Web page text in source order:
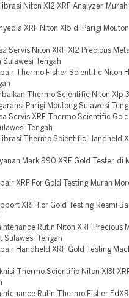
Niton Xl2 XRF Analyzer Murah
XRF Niton Xl5 di Parigi
Servis Niton XRF Xl2 Precious
Sulawesi Tengah
Thermo Fisher Scientific Niton
Thermo Scientific Niton Xlp
Parigi Moutong Sulawesi
Servis XRF Thermo Scientific
Tengah
Thermo Scientific Handheld
Mark 990 XRF Gold Tester di
XRF For Gold Testing Murah
XRF For Gold Testing Resmi
Rutin Niton XRF Precious
Sulawesi Tengah
Handheld XRF Gold Testing
Thermo Scientific Niton Xl3t
Rutin Thermo Fisher